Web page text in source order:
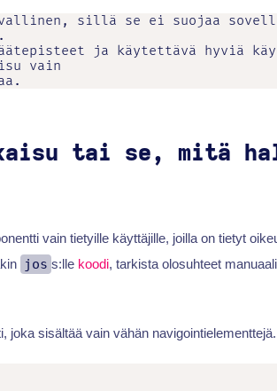
sillä se ei suojaa
ja käytettävä hyviä
vain
tai se, mitä
vain tietyille käyttäjille, joilla on tietyt
jos s:lle koodi, tarkista olosuhteet
joka sisältää vain vähän navigointielementtejä.